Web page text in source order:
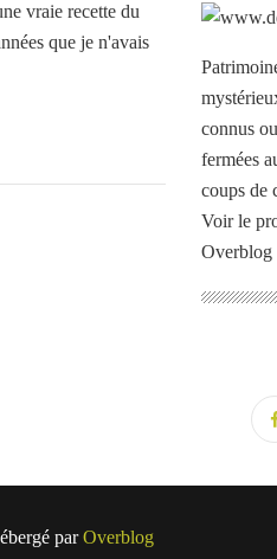
vraie recette du
que je n'avais
connus
fermées
coups de
Voir le
Overblog
parOverblog